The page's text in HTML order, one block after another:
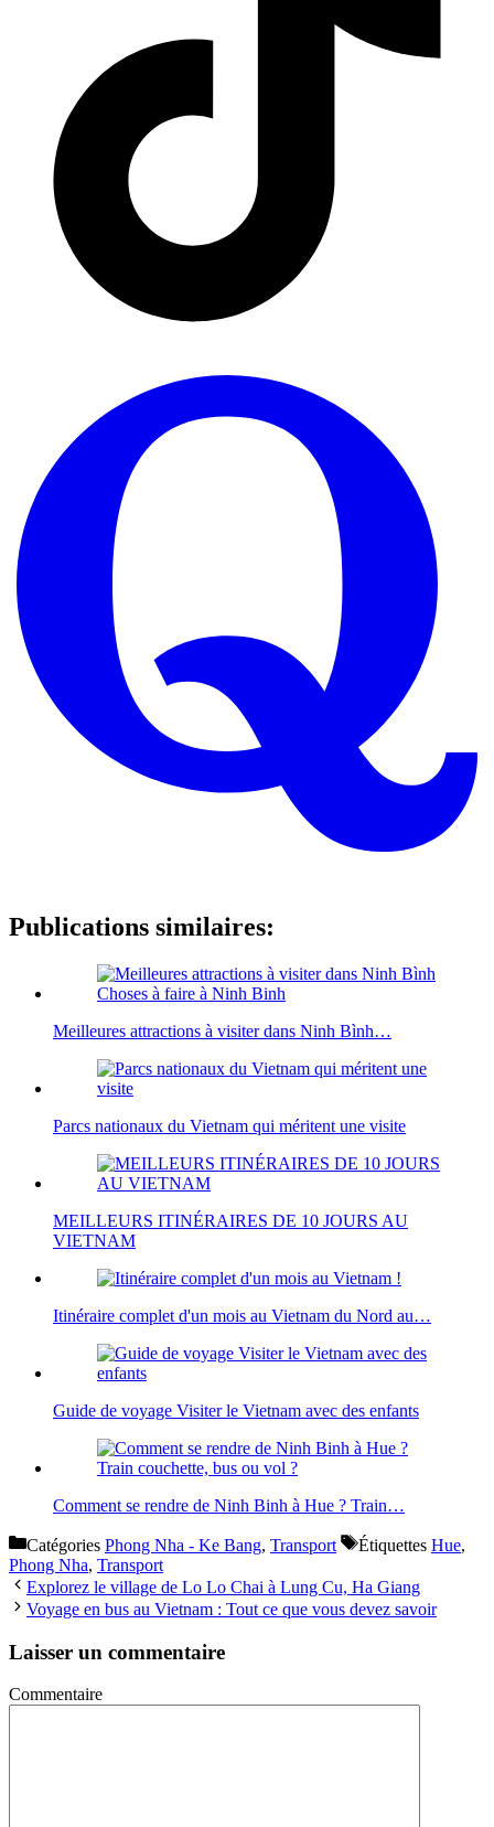
Publications similaires:
Meilleures attractions à visiter dans Ninh Bình…
Parcs nationaux du Vietnam qui méritent une visite
MEILLEURS ITINÉRAIRES DE 10 JOURS AU
VIETNAM
Itinéraire complet d'un mois au Vietnam du Nord au…
Guide de voyage Visiter le Vietnam avec des enfants
Comment se rendre de Ninh Binh à Hue ? Train…
Catégories Phong Nha - Ke Bang, Transport Étiquettes Hue,
Phong Nha, Transport
Explorez le village de Lo Lo Chai à Lung Cu, Ha Giang
Voyage en bus au Vietnam : Tout ce que vous devez savoir
Laisser un commentaire
Commentaire